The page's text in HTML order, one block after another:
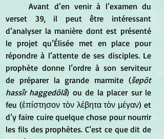
	Avant d’en venir à l’examen du
verset 39, il peut être intéressant
d’analyser la manière dont est présenté
le projet qu’Élisée met en place pour
répondre à l’attente de ses disciples. Le
prophète donne l’ordre à son serviteur
de préparer la grande marmite (šepōt
hassîr haggedōlâ) ou de la placer sur le
feu (ἐπίστησον τὸν λέβητα τὸν μέγαν) et
d’y faire cuire quelque chose pour nourrir
les fils des prophètes. C’est ce que dit de